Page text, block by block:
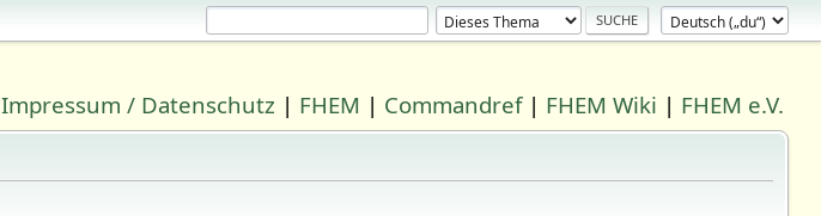
Impressum / Datenschutz | FHEM | Commandref| FHEM Wiki | FHEM e.V.